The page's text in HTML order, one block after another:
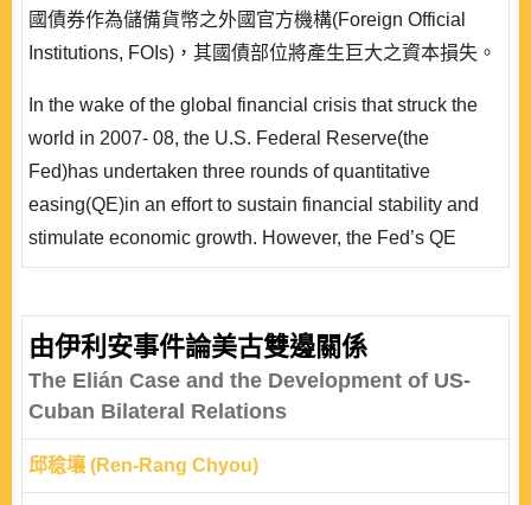
國債券作為儲備貨幣之外國官方機構(Foreign Official
Institutions, FOIs)，其國債部位將產生巨大之資本損失。
在論述金融全球化時指出， Fed 的銀行紓困計畫對其他
經濟體形成非意圖性之資本流動的外溢效果。藉由 ..
In the wake of the global financial crisis that struck the
world in 2007- 08, the U.S. Federal Reserve(the
Fed)has undertaken three rounds of quantitative
easing(QE)in an effort to sustain financial stability and
stimulate economic growth. However, the Fed’s QE
policy inevitably resulted in dollar depreciation, which
FOIs ) since FOIs hold more than half of the outstanding
stock of U.S. Treasury securities as official reserve
holdings. Existing International ..
由伊利安事件論美古雙邊關係
The Elián Case and the Development of US-
Cuban Bilateral Relations
邱稔壤 (Ren-Rang Chyou)